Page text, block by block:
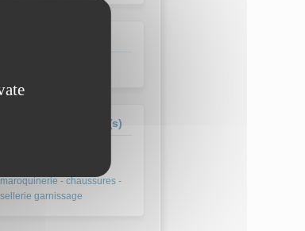
concernée(s)
maroquinerie - chaussures -
sellerie garnissage